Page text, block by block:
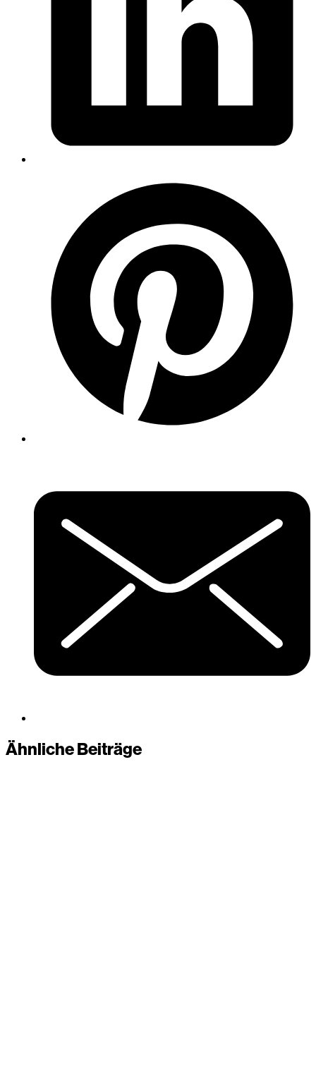
Ähnliche Beiträge